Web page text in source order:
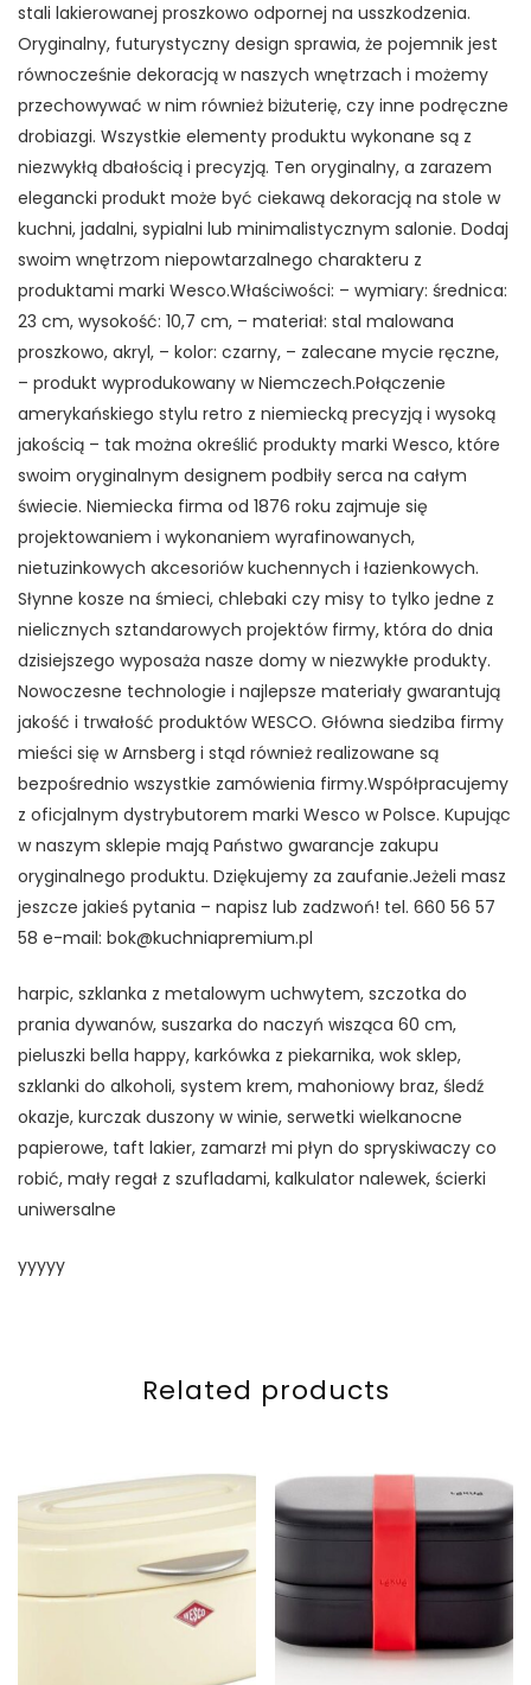
stali lakierowanej proszkowo odpornej na usszkodzenia.
Oryginalny, futurystyczny design sprawia, że pojemnik jest
równocześnie dekoracją w naszych wnętrzach i możemy
przechowywać w nim również biżuterię, czy inne podręczne
drobiazgi. Wszystkie elementy produktu wykonane są z
niezwykłą dbałością i precyzją. Ten oryginalny, a zarazem
elegancki produkt może być ciekawą dekoracją na stole w
kuchni, jadalni, sypialni lub minimalistycznym salonie. Dodaj
swoim wnętrzom niepowtarzalnego charakteru z
produktami marki Wesco.Właściwości: – wymiary: średnica:
23 cm, wysokość: 10,7 cm, – materiał: stal malowana
proszkowo, akryl, – kolor: czarny, – zalecane mycie ręczne,
– produkt wyprodukowany w Niemczech.Połączenie
amerykańskiego stylu retro z niemiecką precyzją i wysoką
jakością – tak można określić produkty marki Wesco, które
swoim oryginalnym designem podbiły serca na całym
świecie. Niemiecka firma od 1876 roku zajmuje się
projektowaniem i wykonaniem wyrafinowanych,
nietuzinkowych akcesoriów kuchennych i łazienkowych.
Słynne kosze na śmieci, chlebaki czy misy to tylko jedne z
nielicznych sztandarowych projektów firmy, która do dnia
dzisiejszego wyposaża nasze domy w niezwykłe produkty.
Nowoczesne technologie i najlepsze materiały gwarantują
jakość i trwałość produktów WESCO. Główna siedziba firmy
mieści się w Arnsberg i stąd również realizowane są
bezpośrednio wszystkie zamówienia firmy.Współpracujemy
z oficjalnym dystrybutorem marki Wesco w Polsce. Kupując
w naszym sklepie mają Państwo gwarancje zakupu
oryginalnego produktu. Dziękujemy za zaufanie.Jeżeli masz
jeszcze jakieś pytania – napisz lub zadzwoń! tel. 660 56 57
58 e-mail: bok@kuchniapremium.pl
harpic, szklanka z metalowym uchwytem, szczotka do
prania dywanów, suszarka do naczyń wisząca 60 cm,
pieluszki bella happy, karkówka z piekarnika, wok sklep,
szklanki do alkoholi, system krem, mahoniowy braz, śledź
okazje, kurczak duszony w winie, serwetki wielkanocne
papierowe, taft lakier, zamarzł mi płyn do spryskiwaczy co
robić, mały regał z szufladami, kalkulator nalewek, ścierki
uniwersalne
yyyyy
Related products